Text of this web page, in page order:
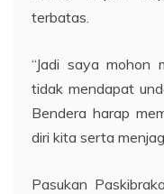
terbatas.
“Jadi saya mohon
tidak mendapat
Bendera harap
diri kita serta
Pasukan